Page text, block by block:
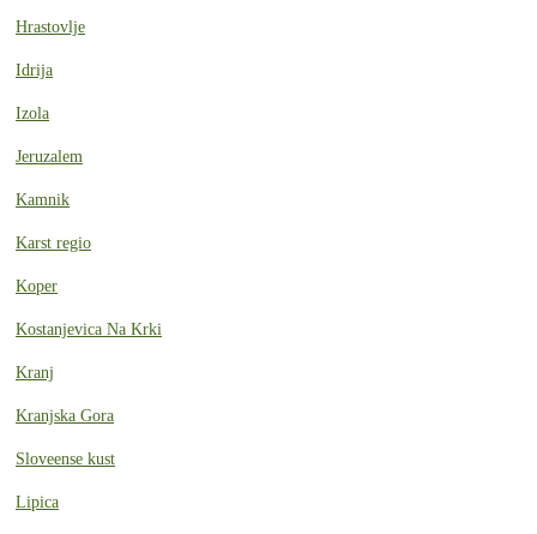
Hrastovlje
Idrija
Izola
Jeruzalem
Kamnik
Karst regio
Koper
Kostanjevica Na Krki
Kranj
Kranjska Gora
Sloveense kust
Lipica